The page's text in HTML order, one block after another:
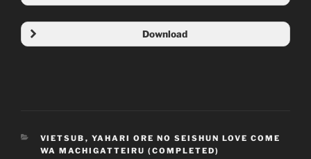
Download
CATEGORIES
VIETSUB , YAHARI ORE NO SEISHUN LOVE COME
WA MACHIGATTEIRU (COMPLETED)